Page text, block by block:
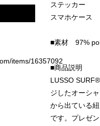
ステッカー
スマホケース
■素材 97%
■商品説明
LUSSO
ジしたオーシ
から出ている
です。プレゼ
items/16357092